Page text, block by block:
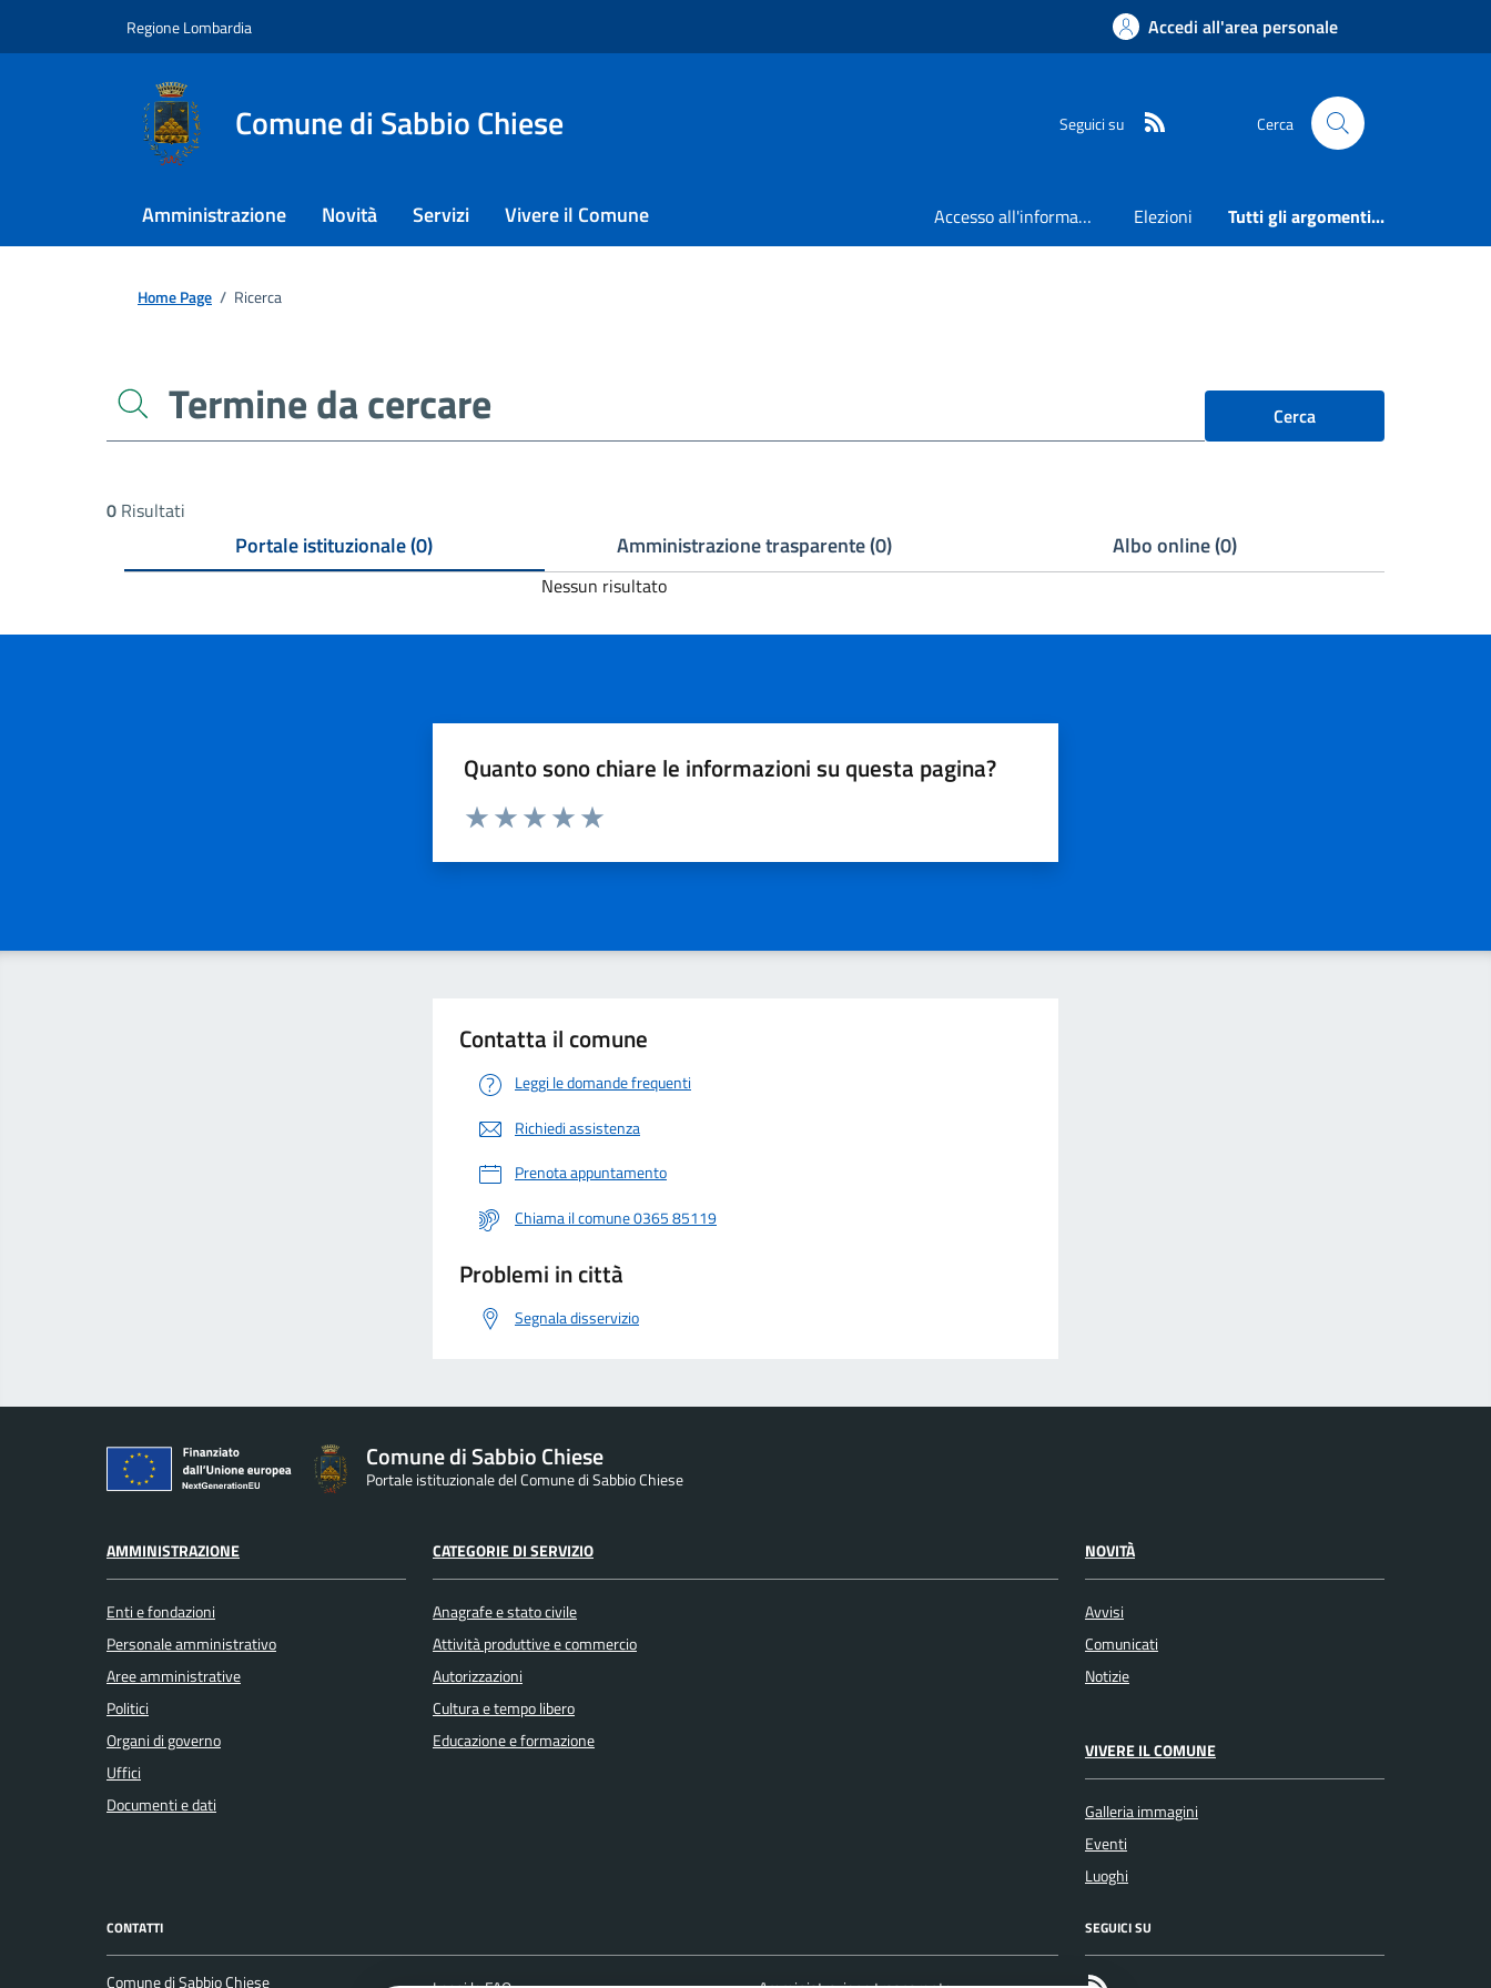
Regione Lombardia Accedi all'area personale
Comune di Sabbio Chiese Seguici su Cerca
Amministrazione Novità Servizi Vivere il Comune Accesso all'informazione Elezioni Tutti gli argomenti...
Home Page / Ricerca
Cerca
0 Risultati
Portale istituzionale (0) Amministrazione trasparente (0) Albo online (0)
Nessun risultato
Quanto sono chiare le informazioni su questa pagina?
Valuta da 1 a 5 stelle la pagina
Contatta il comune
Leggi le domande frequenti
Richiedi assistenza
Prenota appuntamento
Chiama il comune 0365 85119
Problemi in città
Segnala disservizio
Comune di Sabbio Chiese
Portale istituzionale del Comune di Sabbio Chiese
AMMINISTRAZIONE
Enti e fondazioni
Personale amministrativo
Aree amministrative
Politici
Organi di governo
Uffici
Documenti e dati
CATEGORIE DI SERVIZIO
Anagrafe e stato civile
Attività produttive e commercio
Autorizzazioni
Cultura e tempo libero
Educazione e formazione
NOVITÀ
Avvisi
Comunicati
Notizie
VIVERE IL COMUNE
Galleria immagini
Eventi
Luoghi
CONTATTI
Comune di Sabbio Chiese
SEGUICI SU